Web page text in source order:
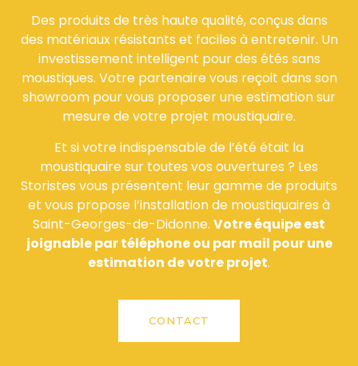
Des produits de très haute qualité, conçus dans
des matériaux résistants et faciles à entretenir. Un
investissement intelligent pour des étés sans
moustiques. Votre partenaire vous reçoit dans son
showroom pour vous proposer une estimation sur
mesure de votre projet moustiquaire.
Et si votre indispensable de l’été était la
moustiquaire sur toutes vos ouvertures ? Les
Storistes vous présentent leur gamme de produits
et vous propose l’installation de moustiquaires à
Saint-Georges-de-Didonne. Votre équipe est
joignable par téléphone ou par mail pour une
estimation de votre projet.
CONTACT